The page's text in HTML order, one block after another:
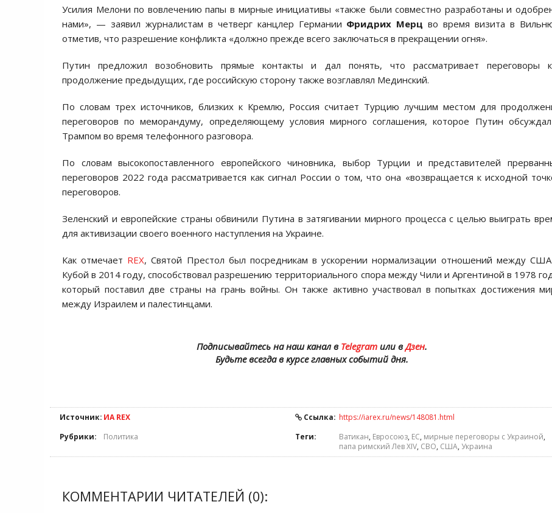
Усилия Мелони по вовлечению папы в мирные инициативы «также были совместно разработаны и
нами», — заявил журналистам в четверг канцлер Германии Фридрих Мерц во время визита в
отметив, что разрешение конфликта «должно прежде всего заключаться в прекращении огня».
Путин предложил возобновить прямые контакты и дал понять, что рассматривает переговоры
продолжение предыдущих, где российскую сторону также возглавлял Мединский.
По словам трех источников, близких к Кремлю, Россия считает Турцию лучшим местом для
переговоров по меморандуму, определяющему условия мирного соглашения, которое Путин
Трампом во время телефонного разговора.
По словам высокопоставленного европейского чиновника, выбор Турции и представителей
переговоров 2022 года рассматривается как сигнал России о том, что она «возвращается к исходной
переговоров.
Зеленский и европейские страны обвинили Путина в затягивании мирного процесса с целью выиграть
для активизации своего военного наступления на Украине.
Как отмечает REX, Святой Престол был посредникам в ускорении нормализации отношений между
Кубой в 2014 году, способствовал разрешению территориального спора между Чили и Аргентиной в 1978
который поставил две страны на грань войны. Он также активно участвовал в попытках достижения
между Израилем и палестинцами.
Подписывайтесь на наш канал в Telegramили вДзен.
Будьте всегда в курсе главных событий дня.
Источник: ИА REX Ссылка: https://iarex.ru/news/148081.html
Рубрики:
Политика Теги: Ватикан, Евросоюз, ЕС, мирные переговоры с Украиной,
папа римский Лев XIV, СВО, США, Украина
КОММЕНТАРИИ ЧИТАТЕЛЕЙ (0):